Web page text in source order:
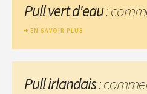
Pull vert d'eau:
EN SAVOIR PLUS
Pull irlandais: